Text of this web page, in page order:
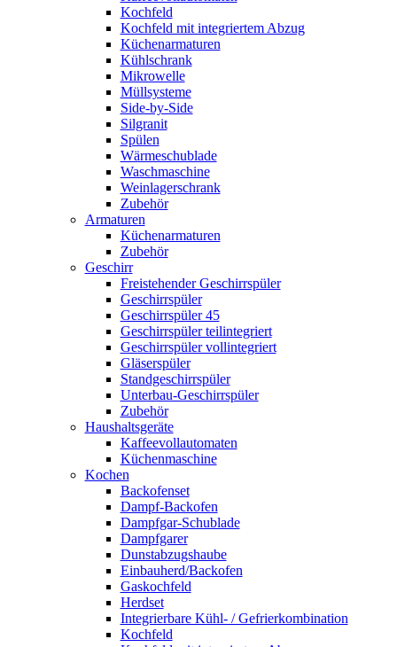
Kochfeld
Kochfeld mit integriertem Abzug
Küchenarmaturen
Kühlschrank
Mikrowelle
Müllsysteme
Side-by-Side
Silgranit
Spülen
Wärmeschublade
Waschmaschine
Weinlagerschrank
Zubehör
Armaturen
Küchenarmaturen
Zubehör
Geschirr
Freistehender Geschirrspüler
Geschirrspüler
Geschirrspüler 45
Geschirrspüler teilintegriert
Geschirrspüler vollintegriert
Gläserspüler
Standgeschirrspüler
Unterbau-Geschirrspüler
Zubehör
Haushaltsgeräte
Kaffeevollautomaten
Küchenmaschine
Kochen
Backofenset
Dampf-Backofen
Dampfgar-Schublade
Dampfgarer
Dunstabzugshaube
Einbauherd/Backofen
Gaskochfeld
Herdset
Integrierbare Kühl- / Gefrierkombination
Kochfeld